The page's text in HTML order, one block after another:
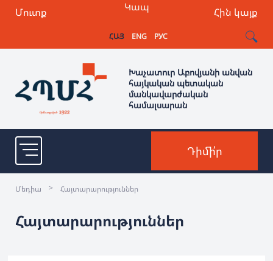
Մուտք Հին կայք
Կապ
ՀԱՅ ENG РУС
Խաչատուր Աբովյանի անվան
հայկական պետական
մանկավարժական
համալսարան
Դիմի՛ր
Մեդիա > Հայտարարություններ
Հայտարարություններ